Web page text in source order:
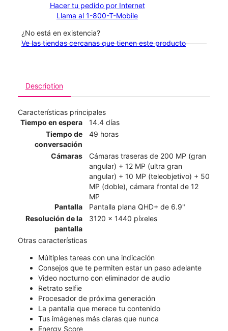
Hacer tu pedido por Internet
Llama al 1-800-T-Mobile
¿No está en existencia?
Ve las tiendas cercanas que tienen este producto
Description
Características principales
Tiempo en espera
14.4 días
Tiempo de
conversación
49 horas
Cámaras
Cámaras traseras de 200 MP (gran
angular) + 12 MP (ultra gran
angular) + 10 MP (teleobjetivo) + 50
MP (doble), cámara frontal de 12
MP
Pantalla
Pantalla plana QHD+ de 6.9"
Resolución de la
pantalla
3120 x 1440 píxeles
Otras características
Múltiples tareas con una indicación
Consejos que te permiten estar un paso adelante
Video nocturno con eliminador de audio
Retrato selfie
Procesador de próxima generación
La pantalla que merece tu contenido
Tus imágenes más claras que nunca
Energy Score